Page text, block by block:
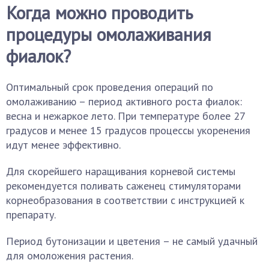
Когда можно проводить
процедуры омолаживания
фиалок?
Оптимальный срок проведения операций по
омолаживанию – период активного роста фиалок:
весна и нежаркое лето. При температуре более 27
градусов и менее 15 градусов процессы укоренения
идут менее эффективно.
Для скорейшего наращивания корневой системы
рекомендуется поливать саженец стимуляторами
корнеобразования в соответствии с инструкцией к
препарату.
Период бутонизации и цветения – не самый удачный
для омоложения растения.